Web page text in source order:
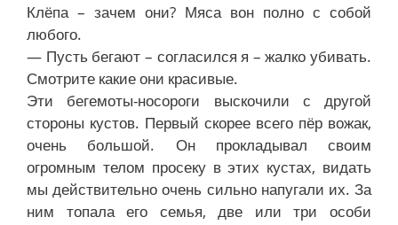
Клёпа – зачем они? Мяса вон полно с собой
любого.
— Пусть бегают – согласился я – жалко убивать.
Смотрите какие они красивые.
Эти бегемоты-носороги выскочили с другой
стороны кустов. Первый скорее всего пёр вожак,
очень большой. Он прокладывал своим
огромным телом просеку в этих кустах, видать
мы действительно очень сильно напугали их. За
ним топала его семья, две или три особи